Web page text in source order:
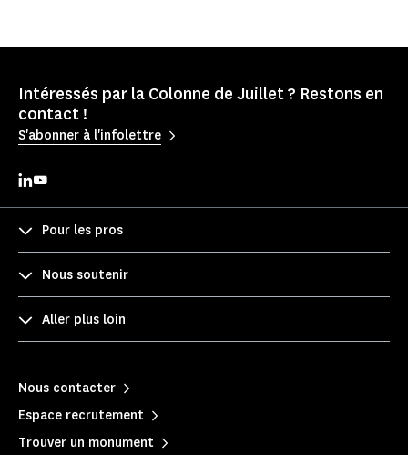
Intéressés par la Colonne de Juillet ? Restons en
contact !
S'abonner à l'infolettre
Pour les pros
Nous soutenir
Aller plus loin
Nous contacter
Espace recrutement
Trouver un monument